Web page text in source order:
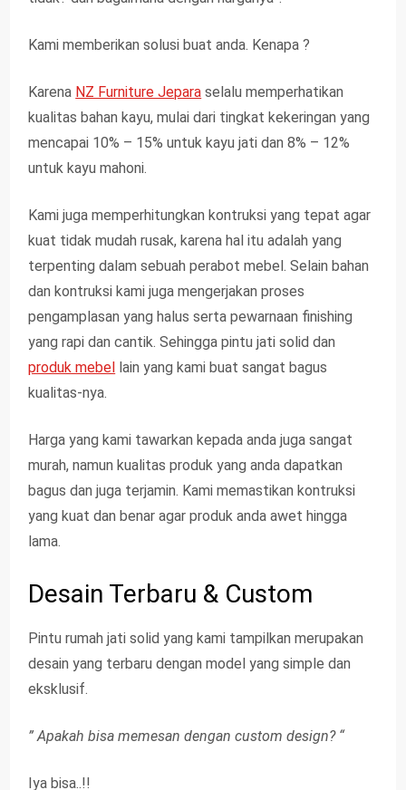
Kami memberikan solusi buat anda. Kenapa ?
Karena NZ Furniture Jepara selalu memperhatikan
kualitas bahan kayu, mulai dari tingkat kekeringan yang
mencapai 10% – 15% untuk kayu jati dan 8% – 12%
untuk kayu mahoni.
Kami juga memperhitungkan kontruksi yang tepat agar
kuat tidak mudah rusak, karena hal itu adalah yang
terpenting dalam sebuah perabot mebel. Selain bahan
dan kontruksi kami juga mengerjakan proses
pengamplasan yang halus serta pewarnaan finishing
yang rapi dan cantik. Sehingga pintu jati solid dan
produk mebel
lain yang kami buat sangat bagus
kualitas-nya.
Harga yang kami tawarkan kepada anda juga sangat
murah, namun kualitas produk yang anda dapatkan
bagus dan juga terjamin. Kami memastikan kontruksi
yang kuat dan benar agar produk anda awet hingga
lama.
Desain Terbaru & Custom
Pintu rumah jati solid yang kami tampilkan merupakan
desain yang terbaru dengan model yang simple dan
eksklusif.
” Apakah bisa memesan dengan custom design? “
Iya bisa..!!